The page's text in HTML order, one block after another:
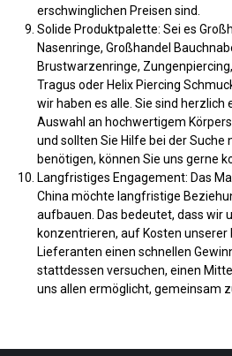
erschwinglichen Preisen sind.
Solide Produktpalette: Sei es
Nasenringe, Großhandel
Brustwarzenringe,
Tragus oder Helix Piercing
wir haben es alle. Sie sind herzlich
Auswahl an hochwertigem
und sollten Sie Hilfe bei der Suche
benötigen, können Sie uns gerne
Langfristiges Engagement: Das
China möchte langfristige
aufbauen. Das bedeutet, dass wir
konzentrieren, auf Kosten unserer
Lieferanten einen schnellen
stattdessen versuchen, einen
uns allen ermöglicht, gemeinsam